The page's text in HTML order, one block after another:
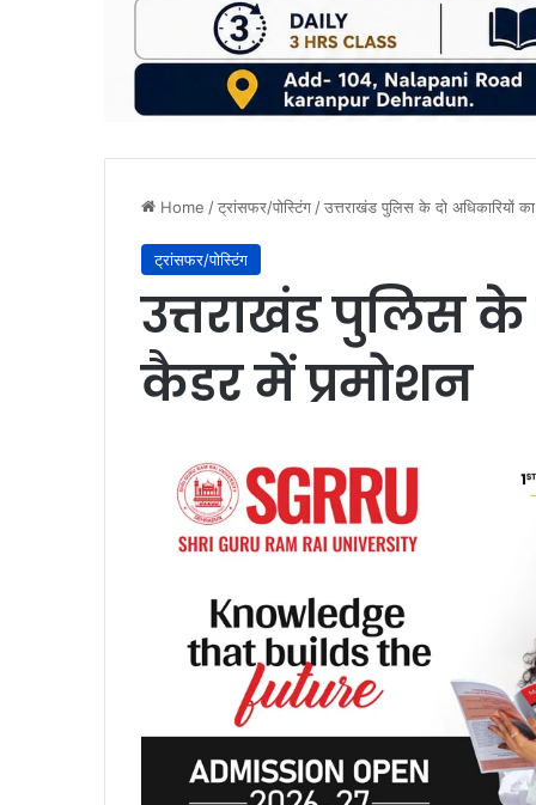
Home /ट्रांसफर/पोस्टिंग/उत्तराखंड पुलिस के दो अधिकारियों
ट्रांसफर/पोस्टिंग
उत्तराखंड पुलिस के
कैडर में प्रमोशन